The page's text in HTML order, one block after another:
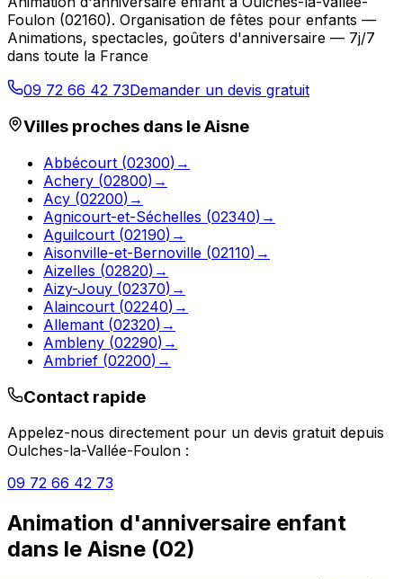
Foulon (02160). Organisation de fêtes pour enfants —
Animations, spectacles, goûters d'anniversaire — 7j/7
dans toute la France
09 72 66 42 73Demander un devis gratuit
Villes proches dans leAisne
Abbécourt (02300) →
Achery (02800) →
Acy (02200) →
Agnicourt-et-Séchelles (02340) →
Aguilcourt (02190) →
Aisonville-et-Bernoville (02110) →
Aizelles (02820) →
Aizy-Jouy (02370) →
Alaincourt (02240) →
Allemant (02320) →
Ambleny (02290) →
Ambrief (02200) →
Contact rapide
Appelez-nous directement pour un devis gratuit depuis
Oulches-la-Vallée-Foulon :
09 72 66 42 73
Animation d'anniversaire enfant
dans le Aisne (02)